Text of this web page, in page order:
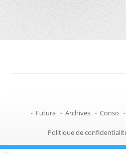
- Futura - Archives - Conso -
Politique de